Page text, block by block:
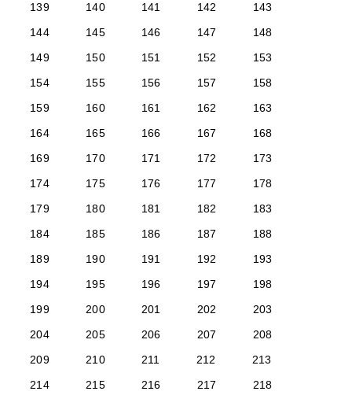
139
140 141 142
143
144
145 146 147
148
149
150 151 152
153
154
155 156 157
158
159
160 161 162
163
164
165 166 167
168
169
170 171 172
173
174
175 176 177
178
179
180 181 182
183
184
185 186 187
188
189
190 191 192
193
194
195 196 197
198
199
200 201 202
203
204
205 206 207
208
209
210 211 212
213
214
215 216 217
218